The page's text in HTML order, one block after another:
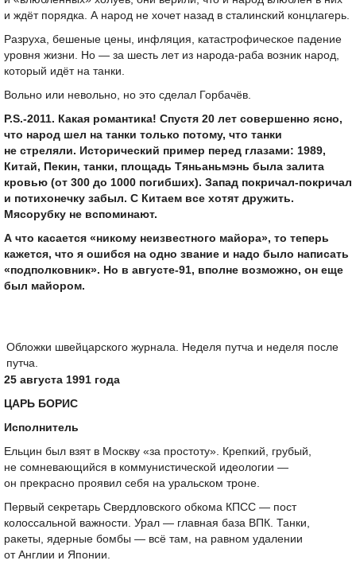
и ждёт порядка. А народ не хочет назад в сталинский концлагерь.
Разруха, бешеные цены, инфляция, катастрофическое падение
уровня жизни. Но — за шесть лет из народа-раба возник народ,
который идёт на танки.
Вольно или невольно, но это сделал Горбачёв.
P.S.-2011. Какая романтика! Спустя 20 лет совершенно ясно,
что народ шел на танки только потому, что танки
не стреляли. Исторический пример перед глазами: 1989,
Китай, Пекин, танки, площадь Тяньаньмэнь была залита
кровью (от 300 до 1000 погибших). Запад покричал-покричал
и потихонечку забыл. С Китаем все хотят дружить.
Мясорубку не вспоминают.
А что касается «никому неизвестного майора», то теперь
кажется, что я ошибся на одно звание и надо было написать
«подполковник». Но в августе-91, вполне возможно, он еще
был майором.
Обложки швейцарского журнала. Неделя путча и неделя после
путча.
25 августа 1991 года
ЦАРЬ БОРИС
Исполнитель
Ельцин был взят в Москву «за простоту». Крепкий, грубый,
не сомневающийся в коммунистической идеологии —
он прекрасно проявил себя на уральском троне.
Первый секретарь Свердловского обкома КПСС — пост
колоссальной важности. Урал — главная база ВПК. Танки,
ракеты, ядерные бомбы — всё там, на равном удалении
от Англии и Японии.